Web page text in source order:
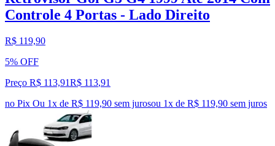
Controle 4 Portas - Lado Direito
R$ 119,90
5% OFF
Preço R$ 113,91R$ 113,91
no Pix Ou 1x de R$ 119,90 sem jurosou 1x de R$ 119,90 sem juros